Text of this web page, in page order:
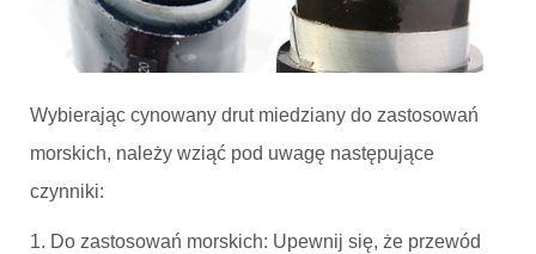
Wybierając cynowany drut miedziany do zastosowań
morskich, należy wziąć pod uwagę następujące
czynniki:
1. Do zastosowań morskich: Upewnij się, że przewód